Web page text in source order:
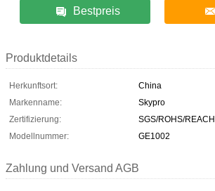
Bestpreis
Produktdetails
Herkunftsort:
China
Markenname:
Skypro
Zertifizierung:
SGS/ROHS/REACH
Modellnummer:
GE1002
Zahlung und Versand AGB